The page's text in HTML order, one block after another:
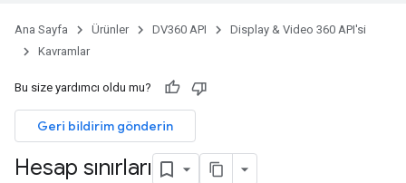
Ana Sayfa Ürünler DV360 API
Display & Video 360 API'si
Kavramlar
Bu size yardımcı oldu mu?
Geri bildirim gönderin
Hesap sınırları